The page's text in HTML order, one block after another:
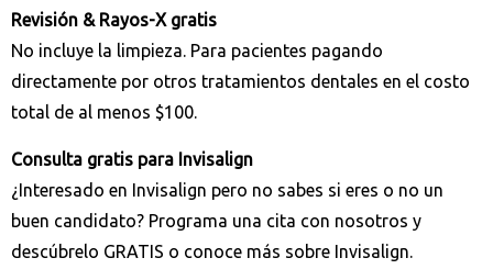
Revisión & Rayos-X gratis
No incluye la limpieza. Para pacientes pagando
directamente por otros tratamientos dentales en el costo
total de al menos $100.
Consulta gratis para Invisalign
¿Interesado en Invisalign pero no sabes si eres o no un
buen candidato? Programa una cita con nosotros y
descúbrelo GRATIS o conoce más sobre Invisalign.